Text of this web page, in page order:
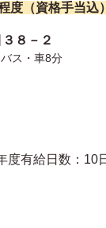
度（資格手当込）
８－２
ス・車8分